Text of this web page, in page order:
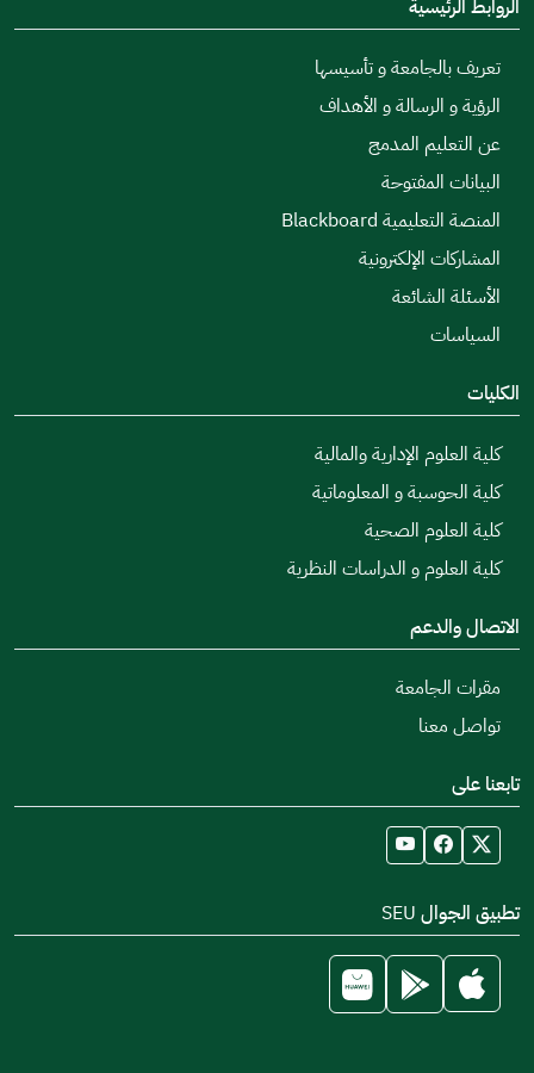
الروابط الرئيسية
تعريف بالجامعة و تأسيسها
الرؤية و الرسالة و الأهداف
عن التعليم المدمج
البيانات المفتوحة
المنصة التعليمية Blackboard
المشاركات الإلكترونية
الأسئلة الشائعة
السياسات
الكليات
كلية العلوم الإدارية والمالية
كلية الحوسبة و المعلوماتية
كلية العلوم الصحية
كلية العلوم و الدراسات النظرية
الاتصال والدعم
مقرات الجامعة
تواصل معنا
تابعنا على
تطبيق الجوال SEU